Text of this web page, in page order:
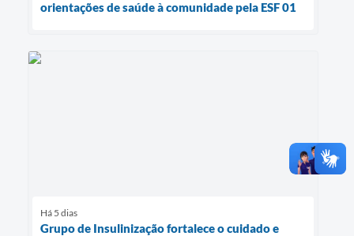
orientações de saúde à comunidade pela ESF 01
Há 5 dias
Grupo de Insulinização fortalece o cuidado e